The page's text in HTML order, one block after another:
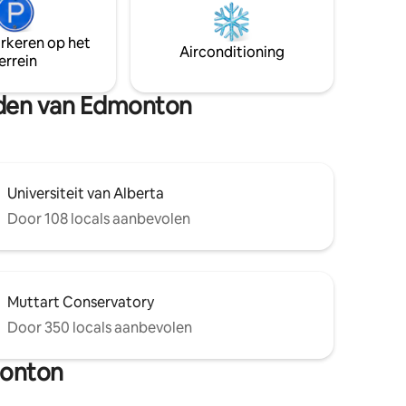
natuurlijke verlichting ✔ Gratis koffie ✔
Gratis shampoos ✔ Jaloezieën op elk
raam
op het
Airconditioning
van Edmonton
Universiteit van Alberta
Door 108 locals aanbevolen
Muttart Conservatory
Door 350 locals aanbevolen